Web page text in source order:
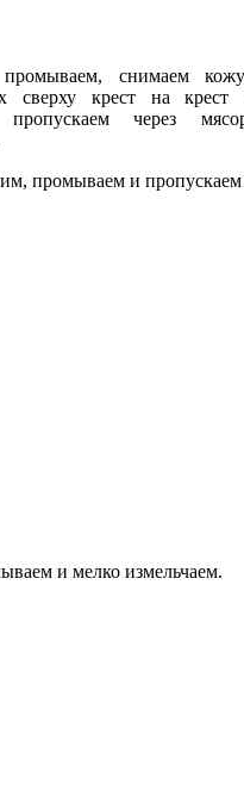
снимаем
сверху крест на крест
через
промываем и пропускаем
и мелко измельчаем.